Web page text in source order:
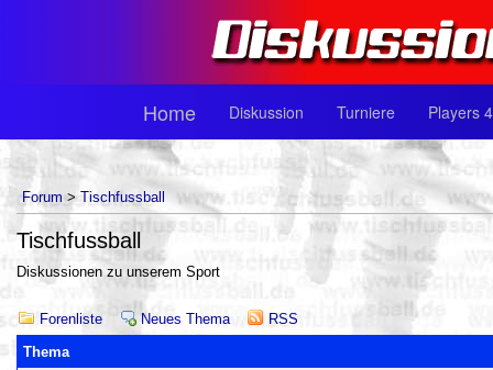
Home Diskussion Turniere Players
Forum > Tischfussball
Tischfussball
Diskussionen zu unserem Sport
Forenliste Neues Thema
RSS
Thema